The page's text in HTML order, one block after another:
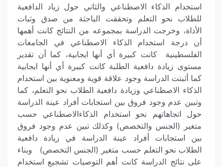
استخدام الذكاء الاصطناعي والثاني حول زياد الدافعية
للطلاب نحو التعلم وتحققت الباحثة من صدق وثبات
الأداة، وخرجت الدراسة بمجموعه من النتائج كانت أهمها
أن درجة استخدام الذكاء الاصطناعي في الجامعات
الفلسطينية كانت كبيرة أي أنها ايجابية، كما أن تقدير
مستوى زيادة دافعية الطلبة كانت كبيرة أي أنها ايجابية
كما أثبتت الدراسة وجود علاقة قوية ومعنوية بين استخدام
الذكاء الاصطناعي وزيادة دافعية الطلاب نحو التعلم، كما
وتبين عدم وجود فروق بين استجابات أفراد عينة الدراسة
حول اتجاهاتهم نحو استخدام الذكاءالاصطناعي حسب
متغير (الجنس والتخصص) وكذلك تبين عدم وجود فروق
بين استجابات أفراد عينة الدراسة في زيادة دافعية
الطلاب نحو التعلم حسب متغير (الجنس التخصص) وبناء
على نتائج الدراسة كانت أهم التوصيات تشجيع استخدام